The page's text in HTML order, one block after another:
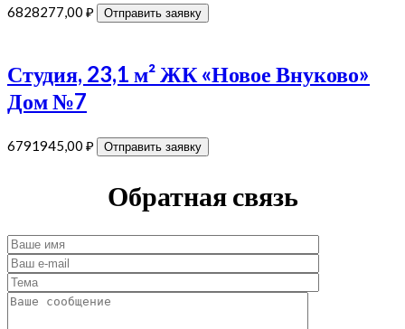
6828277,00 ₽ Отправить заявку
Студия, 23,1 м² ЖК «Новое Внуково»
Дом №7
6791945,00 ₽ Отправить заявку
Обратная связь